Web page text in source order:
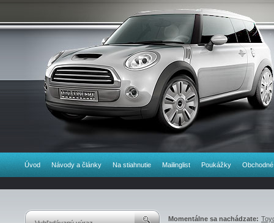
Úvod Návody a články Na stiahnutie Mailinglist Poukážky
Momentálne sa nachádzate: